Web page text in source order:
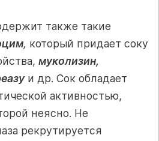
также такие
, который придает соку
муколизин,
и др. Сок обладает
активностью,
неясно. Не
рекрутируется